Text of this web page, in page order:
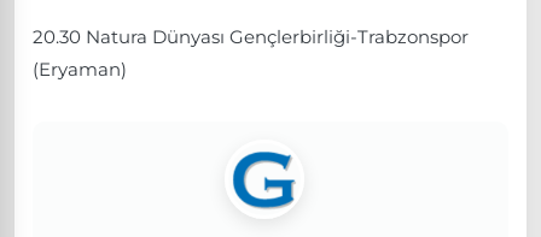
20.30 Natura Dünyası Gençlerbirliği-Trabzonspor
(Eryaman)